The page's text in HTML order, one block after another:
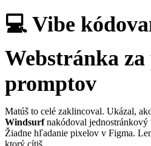
💻 Vibe
Webstránka
promptov
Matúš to celé zaklincoval. Ukázal,
Windsurfnakódoval jednostránkový
Žiadne hľadanie pixelov v Figma.
ktorý cítiš.